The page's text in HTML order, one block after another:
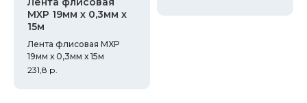
MXP 19мм х 0,3мм х
15м
Лента флисовая MXP
19мм х 0,3мм х 15м
231,8 р.